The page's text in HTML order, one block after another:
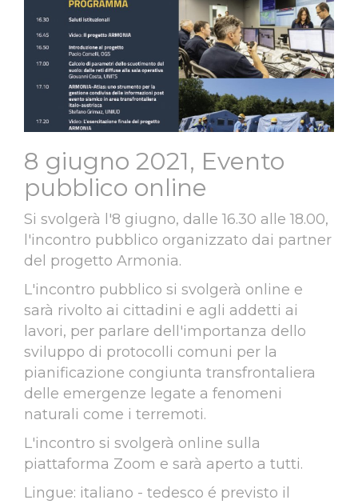
8 giugno 2021, Evento
pubblico online
Si svolgerà l'8 giugno, dalle 16.30 alle 18.00,
l'incontro pubblico organizzato dai partner
del progetto Armonia.
L'incontro pubblico si svolgerà online e
sarà rivolto ai cittadini e agli addetti ai
lavori, per parlare dell'importanza dello
sviluppo di protocolli comuni per la
pianificazione congiunta transfrontaliera
delle emergenze legate a fenomeni
naturali come i terremoti.
L'incontro si svolgerà online sulla
piattaforma Zoom e sarà aperto a tutti.
Lingue: italiano - tedesco é previsto il